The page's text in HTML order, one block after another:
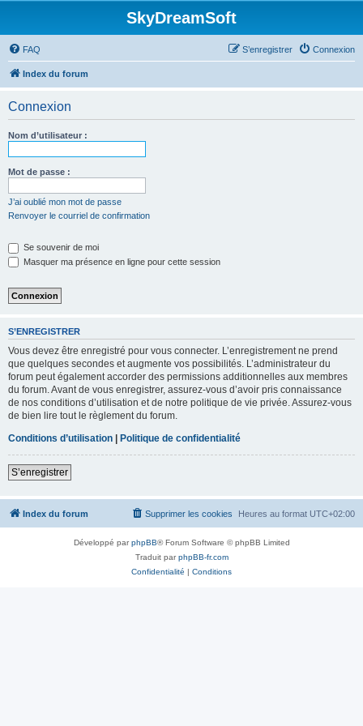
SkyDreamSoft
FAQ Connexion
S’enregistrer
Index du forum
Connexion
Nom d’utilisateur :
Mot de passe :
J’ai oublié mon mot de passe
Renvoyer le courriel de confirmation
Se souvenir de moi
Masquer ma présence en ligne pour cette session
S’ENREGISTRER
Vous devez être enregistré pour vous connecter. L’enregistrement ne prend
que quelques secondes et augmente vos possibilités. L’administrateur du
forum peut également accorder des permissions additionnelles aux membres
du forum. Avant de vous enregistrer, assurez-vous d’avoir pris connaissance
de nos conditions d’utilisation et de notre politique de vie privée. Assurez-vous
de bien lire tout le règlement du forum.
Conditions d’utilisation | Politique de confidentialité
S’enregistrer
Index du forum Heures au format UTC+02:00
Supprimer les cookies
Développé parphpBB® Forum Software © phpBB Limited
Traduit parphpBB-fr.com
Confidentialité | Conditions